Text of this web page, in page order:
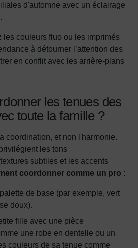
d'automne avec un éclairage
les couleurs fluo ou les imprimés
à détourner l’attention des
en conflit avec les arrière-plans
les tenues des
toute la famille ?
coordination, et non l'harmonie.
les tons
subtiles et les accents
coordonner comme un pro :
de base (par exemple, vert
doux).
fille avec une pièce
une robe en dentelle ou un
couleurs de sa tenue comme